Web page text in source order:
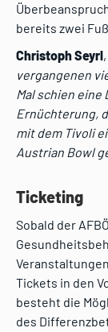
bereits zwei
Christoph Seyrl
vergangenen
Mal schien eine
Ernüchterung,
mit dem Tivoli
Austrian Bowl
Ticketing
Sobald der
Tickets in den
besteht die
des